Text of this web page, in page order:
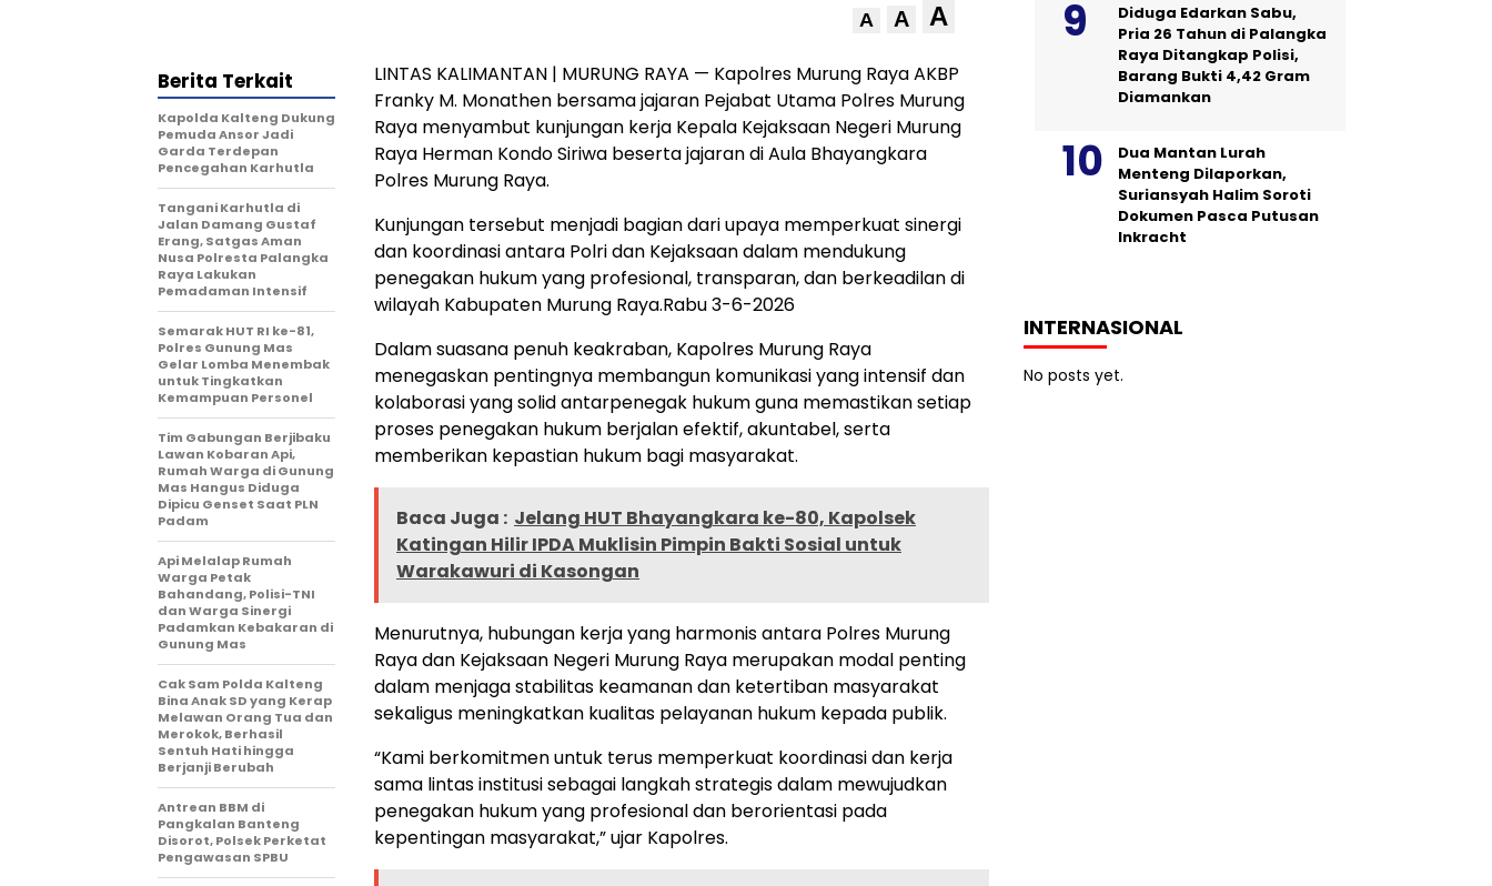
A A A
LINTAS KALIMANTAN | MURUNG RAYA — Kapolres Murung Raya AKBP
Franky M. Monathen bersama jajaran Pejabat Utama Polres Murung
Raya menyambut kunjungan kerja Kepala Kejaksaan Negeri Murung
Raya Herman Kondo Siriwa beserta jajaran di Aula Bhayangkara
Polres Murung Raya.
Kunjungan tersebut menjadi bagian dari upaya memperkuat sinergi
dan koordinasi antara Polri dan Kejaksaan dalam mendukung
penegakan hukum yang profesional, transparan, dan berkeadilan di
wilayah Kabupaten Murung Raya.Rabu 3-6-2026
Dalam suasana penuh keakraban, Kapolres Murung Raya
menegaskan pentingnya membangun komunikasi yang intensif dan
kolaborasi yang solid antarpenegak hukum guna memastikan setiap
proses penegakan hukum berjalan efektif, akuntabel, serta
memberikan kepastian hukum bagi masyarakat.
Baca Juga : Jelang HUT Bhayangkara ke-80, Kapolsek
Katingan Hilir IPDA Muklisin Pimpin Bakti Sosial untuk
Warakawuri di Kasongan
Menurutnya, hubungan kerja yang harmonis antara Polres Murung
Raya dan Kejaksaan Negeri Murung Raya merupakan modal penting
dalam menjaga stabilitas keamanan dan ketertiban masyarakat
sekaligus meningkatkan kualitas pelayanan hukum kepada publik.
“Kami berkomitmen untuk terus memperkuat koordinasi dan kerja
sama lintas institusi sebagai langkah strategis dalam mewujudkan
penegakan hukum yang profesional dan berorientasi pada
kepentingan masyarakat,” ujar Kapolres.
Berita Terkait
Kapolda Kalteng Dukung
Pemuda Ansor Jadi
Garda Terdepan
Pencegahan Karhutla
Tangani Karhutla di
Jalan Damang Gustaf
Erang, Satgas Aman
Nusa Polresta Palangka
Raya Lakukan
Pemadaman Intensif
Semarak HUT RI ke-81,
Polres Gunung Mas
Gelar Lomba Menembak
untuk Tingkatkan
Kemampuan Personel
Tim Gabungan Berjibaku
Lawan Kobaran Api,
Rumah Warga di Gunung
Mas Hangus Diduga
Dipicu Genset Saat PLN
Padam
Api Melalap Rumah
Warga Petak
Bahandang, Polisi-TNI
dan Warga Sinergi
Padamkan Kebakaran di
Gunung Mas
Cak Sam Polda Kalteng
Bina Anak SD yang Kerap
Melawan Orang Tua dan
Merokok, Berhasil
Sentuh Hati hingga
Berjanji Berubah
Antrean BBM di
Pangkalan Banteng
Disorot, Polsek Perketat
Pengawasan SPBU
Diduga Edarkan Sabu,
Pria 26 Tahun di Palangka
Raya Ditangkap Polisi,
Barang Bukti 4,42 Gram
Diamankan
Dua Mantan Lurah
Menteng Dilaporkan,
Suriansyah Halim Soroti
Dokumen Pasca Putusan
Inkracht
INTERNASIONAL
No posts yet.